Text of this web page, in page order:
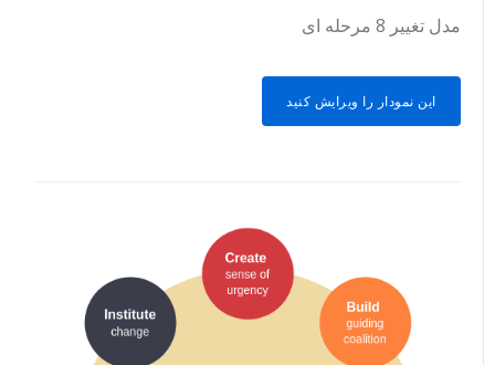
مدل تغییر 8 مرحله ای
این نمودار را ویرایش کنید